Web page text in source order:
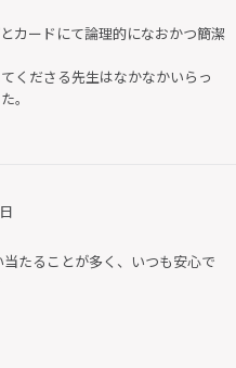
カードにて論理的になおかつ簡潔
くださる先生はなかなかいらっ
。
たることが多く、いつも安心で